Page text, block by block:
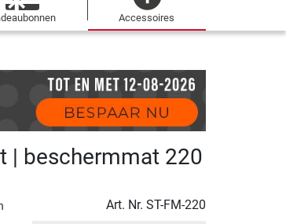
Accessoires
| beschermmat 220
Art. Nr. ST-FM-220